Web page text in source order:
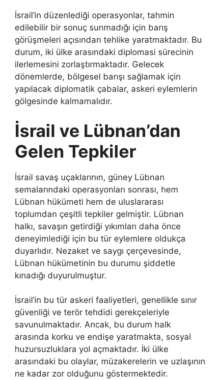
İsrail’in düzenlediği operasyonlar, tahmin
edilebilir bir sonuç sunmadığı için barış
görüşmeleri açısından tehlike yaratmaktadır. Bu
durum, iki ülke arasındaki diplomasi sürecinin
ilerlemesini zorlaştırmaktadır. Gelecek
dönemlerde, bölgesel barışı sağlamak için
yapılacak diplomatik çabalar, askeri eylemlerin
gölgesinde kalmamalıdır.
İsrail ve Lübnan’dan
Gelen Tepkiler
İsrail savaş uçaklarının, güney Lübnan
semalarındaki operasyonları sonrası, hem
Lübnan hükümeti hem de uluslararası
toplumdan çeşitli tepkiler gelmiştir. Lübnan
halkı, savaşın getirdiği yıkımları daha önce
deneyimlediği için bu tür eylemlere oldukça
duyarlıdır. Nezaket ve saygı çerçevesinde,
Lübnan hükümetinin bu durumu şiddetle
kınadığı duyurulmuştur.
İsrail’in bu tür askeri faaliyetleri, genellikle sınır
güvenliği ve terör tehdidi gerekçeleriyle
savunulmaktadır. Ancak, bu durum halk
arasında korku ve endişe yaratmakta, sosyal
huzursuzluklara yol açmaktadır. İki ülke
arasındaki bu olaylar, müzakerelerin ve uzlaşının
ne kadar zor olduğunu göstermektedir.